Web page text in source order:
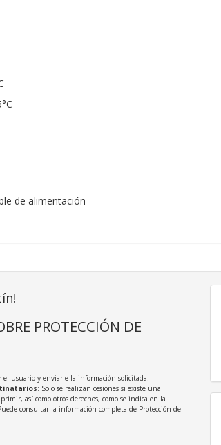
de alimentación
PROTECCIÓN DE
el usuario y enviarle la información solicitada;
: Solo se realizan cesiones si existe una
así como otros derechos, como se indica en la
consultar la información completa de Protección de